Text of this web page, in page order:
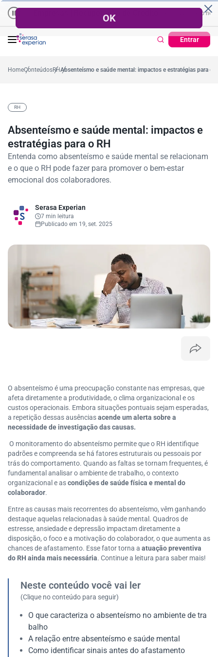
Empresas | Recuperação de Crédito Percentual médio no ano
Entrar
ano Cartão de Crédito | Cadastro
HomeConteúdosRHAbsenteísmo e saúde mental: impactos e estratégias para o
RH
Absenteísmo e saúde mental: impactos e
estratégias para o RH
Entenda como absenteísmo e saúde mental se relacionam
e o que o RH pode fazer para promover o bem-estar
emocional dos colaboradores.
Serasa Experian
7 min leitura
Publicado em 19, set. 2025
O absenteísmo é uma preocupação constante nas empresas, que
afeta diretamente a produtividade, oclima organizacional e os
custos operacionais. Embora situações pontuais sejam esperadas,
a repetição dessas ausênciasacende um alerta sobre a
necessidade de investigação das causas.
O monitoramento do absenteísmo permite que o RH identifique
padrões e compreenda se há fatores estruturais ou pessoais por
trás do comportamento. Quando as faltas se tornam frequentes, é
fundamental analisar o ambiente de trabalho, o contexto
organizacional e ascondições de saúde física e mental do
colaborador.
Entre as causas mais recorrentes do absenteísmo, vêm ganhando
destaque aquelas relacionadas à saúde mental. Quadros de
estresse, ansiedade e depressão impactam diretamente a
disposição, o foco e a motivação do colaborador, o que aumenta as
chances de afastamento. Esse fator torna a atuação preventiva
do RH ainda mais necessária. Continue a leitura para saber mais!
Neste conteúdo você vai ler
(Clique no conteúdo para seguir)
O que caracteriza o absenteísmo no ambiente de tra
balho
A relação entre absenteísmo e saúde mental
Como identificar sinais antes do afastamento